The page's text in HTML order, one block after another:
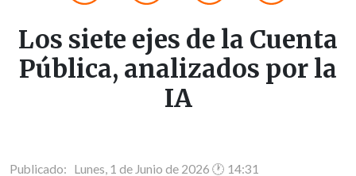
Los siete ejes de la Cuenta
Pública, analizados por la
IA
Publicado: Lunes, 1 de Junio de 2026 🕐 14:31